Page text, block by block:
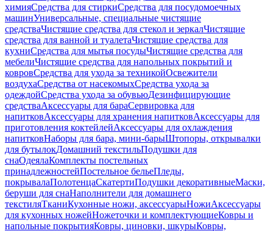
химияСредства для стиркиСредства для посудомоечных
машинУниверсальные, специальные чистящие
средстваЧистящие средства для стекол и зеркалЧистящие
средства для ванной и туалетаЧистящие средства для
кухниСредства для мытья посудыЧистящие средства для
мебелиЧистящие средства для напольных покрытий и
ковровСредства для ухода за техникойОсвежители
воздухаСредства от насекомыхСредства ухода за
одеждойСредства ухода за обувьюДезинфицирующие
средстваАксессуары для бараСервировка для
напитковАксессуары для хранения напитковАксессуары для
приготовления коктейлейАксессуары для охлаждения
напитковНаборы для бара, мини-барыШтопоры, открывалки
для бутылокДомашний текстильПодушки для
снаОдеялаКомплекты постельных
принадлежностейПостельное бельеПледы,
покрывалаПолотенцаСкатертиПодушки декоративныеМаски,
беруши для снаНаполнители для домашнего
текстиляТканиКухонные ножи, аксессуарыНожиАксессуары
для кухонных ножейНожеточки и комплектующиеКовры и
напольные покрытияКовры, циновки, шкурыКовры,